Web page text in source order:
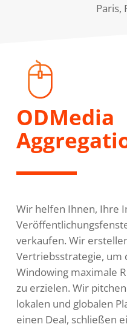
Paris,
ODMedia
Wir helfen Ihnen, Ihre
verkaufen. Wir
Vertriebsstrategie, um
Windowing maximale
zu erzielen. Wir
lokalen und globalen
einen Deal, schließen